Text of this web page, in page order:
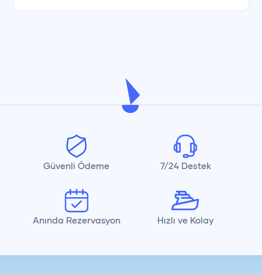
Güvenli Ödeme 7/24 Destek
Anında Rezervasyon Hızlı ve Kolay